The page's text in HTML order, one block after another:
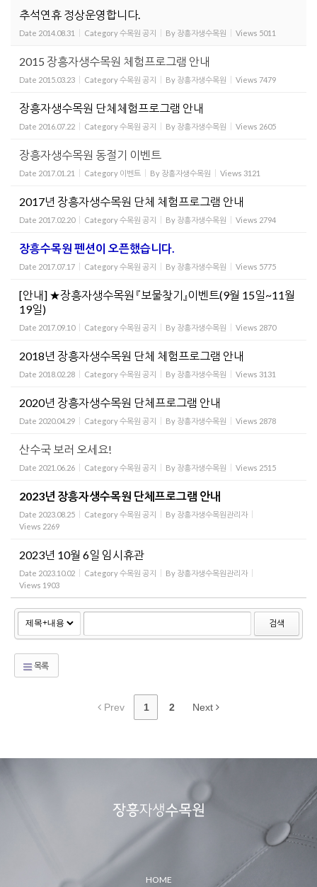
추석연휴 정상운영합니다.
Date 2014.08.31 Category수목원 공지 By 장흥자생수목원 Views 5011
2015 장흥자생수목원 체험프로그램 안내
Date 2015.03.23 Category수목원 공지 By 장흥자생수목원 Views 7479
장흥자생수목원 단체체험프로그램 안내
Date 2016.07.22 Category수목원 공지 By 장흥자생수목원 Views 2605
장흥자생수목원 동절기 이벤트
Date 2017.01.21 Category 이벤트 By 장흥자생수목원 Views 3121
2017년 장흥자생수목원 단체 체험프로그램 안내
Date 2017.02.20 Category수목원 공지 By 장흥자생수목원 Views 2794
장흥수목원 펜션이 오픈했습니다.
Date 2017.07.17 Category수목원 공지 By 장흥자생수목원 Views 5775
[안내] ★장흥자생수목원 『보물찾기』이벤트(9월 15일~11월
19일)
Date 2017.09.10 Category수목원 공지 By 장흥자생수목원 Views 2870
2018년 장흥자생수목원 단체 체험프로그램 안내
Date 2018.02.28 Category수목원 공지 By 장흥자생수목원 Views 3131
2020년 장흥자생수목원 단체프로그램 안내
Date 2020.04.29 Category수목원 공지 By 장흥자생수목원 Views 2878
산수국 보러 오세요!
Date 2021.06.26 Category수목원 공지 By 장흥자생수목원 Views 2515
2023년 장흥자생수목원 단체프로그램 안내
Date 2023.08.25 Category수목원 공지 By 장흥자생수목원관리자
Views 2269
2023년 10월 6일 임시휴관
Date 2023.10.02 Category수목원 공지 By 장흥자생수목원관리자
Views 1903
검색
목록
Prev 1 2 Next
HOME